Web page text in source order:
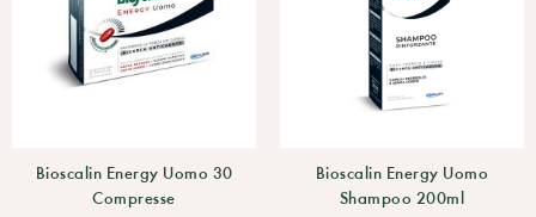
Bioscalin Energy Uomo 30
Compresse
Bioscalin Energy Uomo
Shampoo 200ml